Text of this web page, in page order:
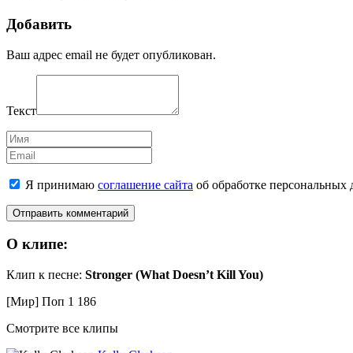
Добавить
Ваш адрес email не будет опубликован.
Текст
Имя
Email
Я принимаю соглашение сайта об обработке персональных
О клипе:
Клип к песне: Stronger (What Doesn’t Kill You)
[Мир] Поп 1 186
Смотрите все клипы